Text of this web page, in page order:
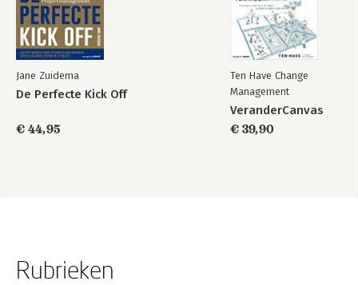
Jane Zuidema
De Perfecte Kick Off
€ 44,95
Ten Have Change
Management
VeranderCanvas
€ 39,90
Rubrieken